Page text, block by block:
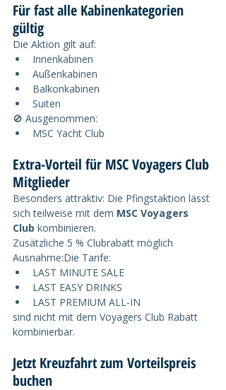
Für fast alle Kabinenkategorien
gültig
Die Aktion gilt auf:
Innenkabinen
Außenkabinen
Balkonkabinen
Suiten
🚫 Ausgenommen:
MSC Yacht Club
Extra-Vorteil für MSC Voyagers Club
Mitglieder
Besonders attraktiv: Die Pfingstaktion lässt
sich teilweise mit dem MSC Voyagers
Club kombinieren.
Zusätzliche 5 % Clubrabatt möglich
Ausnahme:Die Tarife:
LAST MINUTE SALE
LAST EASY DRINKS
LAST PREMIUM ALL-IN
sind nicht mit dem Voyagers Club Rabatt
kombinierbar.
Jetzt Kreuzfahrt zum Vorteilspreis
buchen